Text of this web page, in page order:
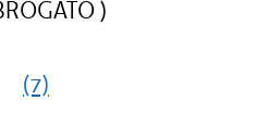
)
(7)